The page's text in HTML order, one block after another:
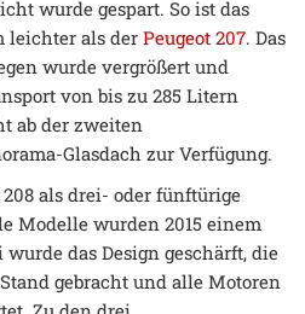
wurde gespart. So ist das
leichter als der Peugeot 207. Das
wurde vergrößert und
von bis zu 285 Litern
ab der zweiten
Glasdach zur Verfügung.
als drei- oder fünftürige
Modelle wurden 2015 einem
das Design geschärft, die
gebracht und alle Motoren